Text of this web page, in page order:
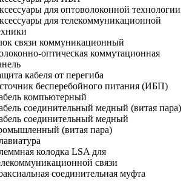
для оптоволоконной технологии
для телекоммуникационной
связи коммуникационный
оптическая коммутационная
кабеля от перегиба
бесперебойного питания (ИБП)
компьютерный
соединительный медный (витая пара)
соединительный медный
(витая пара)
колодка LSA для
связи
соединительная муфта